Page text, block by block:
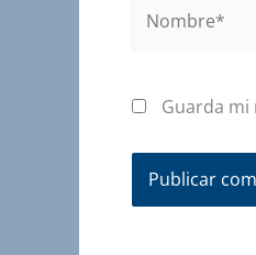
Guarda mi